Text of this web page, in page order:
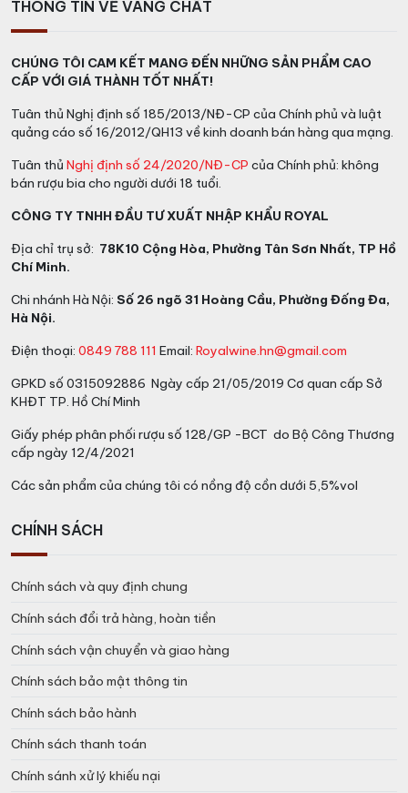
cùng với caramel và cam quýt tạo cảm giác vương
Giá rượu Macallan 15 năm Double
Cask bao nhiêu?
chính hãng dao động từ 4.800.000 – 5.500.000 tùy
từng thời điểm và tình hình thị trường.
chúng tôi cung cấp các sản phẩm rượu
bia nhập khẩu chính hãng với cam kết tất cả đều có
nguồn gốc xuất xứ rõ ràng từ các nhà phân phối chính
thức của hãng. Giá thành sản phẩm ở hệ thống cửa
hàng chúng tôi luôn ở mức tốt so với thị trường để
lý nhất.
THÔNG TIN VỀ VANG CHẤT
CHÚNG TÔI CAM KẾT MANG ĐẾN NHỮNG SẢN PHẨM CAO
CẤP VỚI GIÁ THÀNH TỐT NHẤT!
Tuân thủ Nghị định số 185/2013/NĐ-CP của Chính phủ và luật
quảng cáo số 16/2012/QH13 về kinh doanh bán hàng qua mạng.
Tuân thủ Nghị định số 24/2020/NĐ-CP của Chính phủ: không
bán rượu bia cho người dưới 18 tuổi.
CÔNG TY TNHH ĐẦU TƯ XUẤT NHẬP KHẨU ROYAL
Địa chỉ trụ sở: 78K10 Cộng Hòa, Phường Tân Sơn Nhất, TP Hồ
Chí Minh.
Chi nhánh Hà Nội: Số 26 ngõ 31 Hoàng Cầu, Phường Đống Đa,
Hà Nội.
Điện thoại: 0849 788 111 Email: Royalwine.hn@gmail.com
GPKD số 0315092886 Ngày cấp 21/05/2019 Cơ quan cấp Sở
KHĐT TP. Hồ Chí Minh
Giấy phép phân phối rượu số 128/GP -BCT do Bộ Công Thương
cấp ngày 12/4/2021
Các sản phẩm của chúng tôi có nồng độ cồn dưới 5,5%vol
CHÍNH SÁCH
Chính sách và quy định chung
Chính sách đổi trả hàng, hoàn tiền
Chính sách vận chuyển và giao hàng
Chính sách bảo mật thông tin
Chính sách bảo hành
Chính sách thanh toán
Chính sánh xử lý khiếu nại